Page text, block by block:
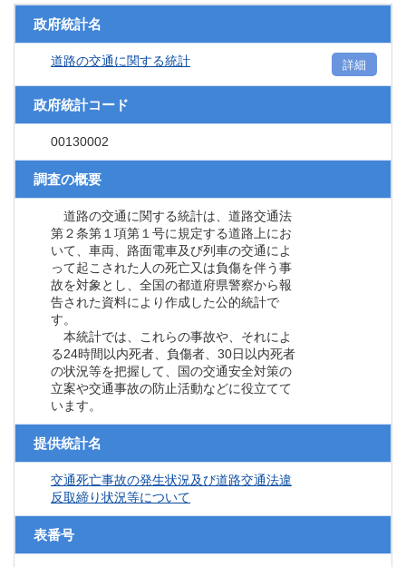
政府統計名
道路の交通に関する統計 詳細
政府統計コード
00130002
調査の概要
道路の交通に関する統計は、道路交通法
第２条第１項第１号に規定する道路上にお
いて、車両、路面電車及び列車の交通によ
って起こされた人の死亡又は負傷を伴う事
故を対象とし、全国の都道府県警察から報
告された資料により作成した公的統計で
す。
本統計では、これらの事故や、それによ
る24時間以内死者、負傷者、30日以内死者
の状況等を把握して、国の交通安全対策の
立案や交通事故の防止活動などに役立てて
います。
提供統計名
交通死亡事故の発生状況及び道路交通法違
反取締り状況等について
表番号